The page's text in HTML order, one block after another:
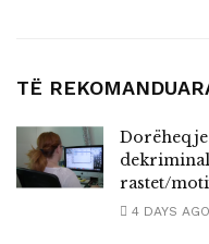
TË
rastet/
4 DAYS AGO